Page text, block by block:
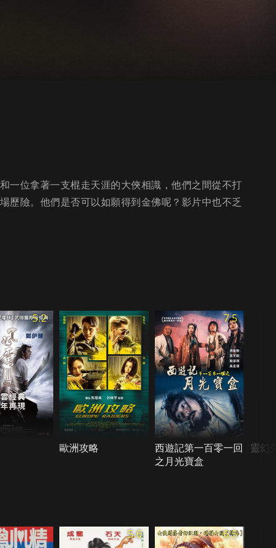
一位拿著一支棍走天涯的大俠相識，他們之間從不打
歷險。他們是否可以如願得到金佛呢？影片中也不乏
5.2
歐洲攻略
7.5
西遊記第一百零一回
之月光寶盒
靈幻
5.6 6.5